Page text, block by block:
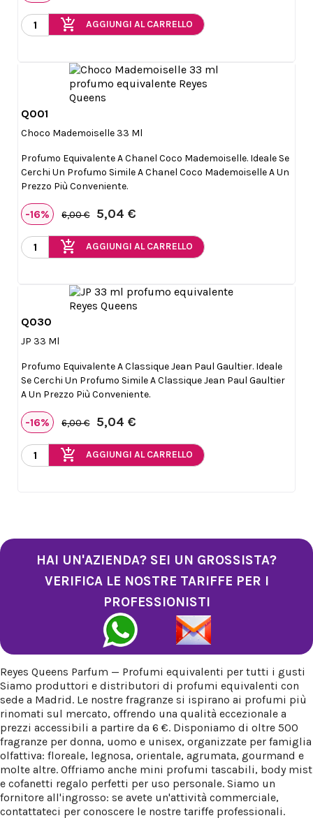
add_shopping_cart AGGIUNGI AL CARRELLO
Q001
Choco Mademoiselle 33 Ml
Profumo Equivalente A Chanel Coco Mademoiselle. Ideale Se
Cerchi Un Profumo Simile A Chanel Coco Mademoiselle A Un
Prezzo Più Conveniente.
-16% 6,00 € 5,04 €
add_shopping_cart AGGIUNGI AL CARRELLO
Q030
JP 33 Ml
Profumo Equivalente A Classique Jean Paul Gaultier. Ideale
Se Cerchi Un Profumo Simile A Classique Jean Paul Gaultier
A Un Prezzo Più Conveniente.
-16% 6,00 € 5,04 €
add_shopping_cart AGGIUNGI AL CARRELLO
HAI UN'AZIENDA? SEI UN GROSSISTA?
VERIFICA LE NOSTRE TARIFFE PER I
PROFESSIONISTI
Reyes Queens Parfum — Profumi equivalenti per tutti i gusti
Siamo produttori e distributori di profumi equivalenti con
sede a Madrid. Le nostre fragranze si ispirano ai profumi più
rinomati sul mercato, offrendo una qualità eccezionale a
prezzi accessibili a partire da 6 €. Disponiamo di oltre 500
fragranze per donna, uomo e unisex, organizzate per famiglia
olfattiva: floreale, legnosa, orientale, agrumata, gourmand e
molte altre. Offriamo anche mini profumi tascabili, body mist
e cofanetti regalo perfetti per uso personale. Siamo un
fornitore all'ingrosso: se avete un'attività commerciale,
contattateci per conoscere le nostre tariffe professionali.